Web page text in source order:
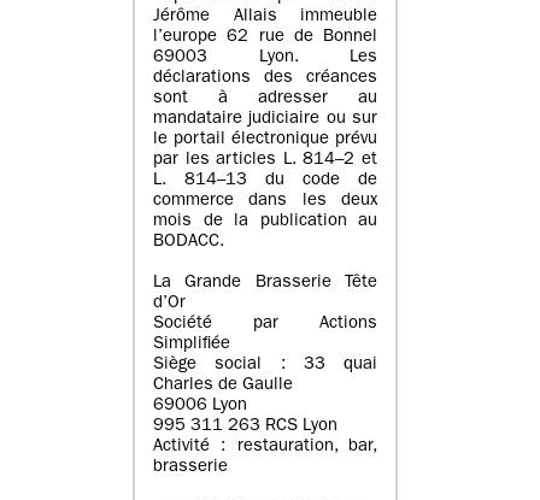
Jérôme Allais immeuble
l’europe 62 rue de Bonnel
69003 Lyon. Les
déclarations des créances
sont à adresser au
mandataire judiciaire ou sur
le portail électronique prévu
par les articles L. 814–2 et
L. 814–13 du code de
commerce dans les deux
mois de la publication au
BODACC.
La Grande Brasserie Tête
d’Or
Société par Actions
Simplifiée
Siège social : 33 quai
Charles de Gaulle
69006 Lyon
995 311 263 RCS Lyon
Activité : restauration, bar,
brasserie